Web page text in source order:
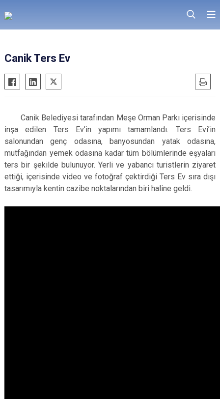
Canik Ters Ev
Canik Belediyesi tarafından Meşe Orman Parkı içerisinde
inşa edilen Ters Ev’in yapımı tamamlandı. Ters Evi’in
salonundan genç odasına, banyosundan yatak odasına,
mutfağından yemek odasına kadar tüm bölümlerinde eşyaları
ters bir şekilde bulunuyor. Yerli ve yabancı turistlerin ziyaret
ettiği, içerisinde video ve fotoğraf çektirdiği Ters Ev sıra dışı
tasarımıyla kentin cazibe noktalarından biri haline geldi.